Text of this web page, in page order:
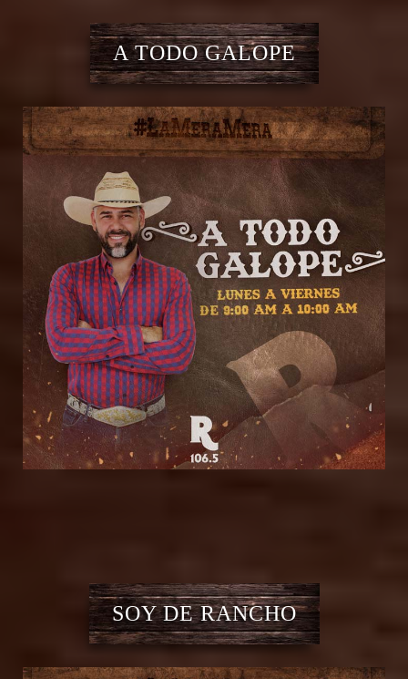
A TODO GALOPE
SOY DE RANCHO